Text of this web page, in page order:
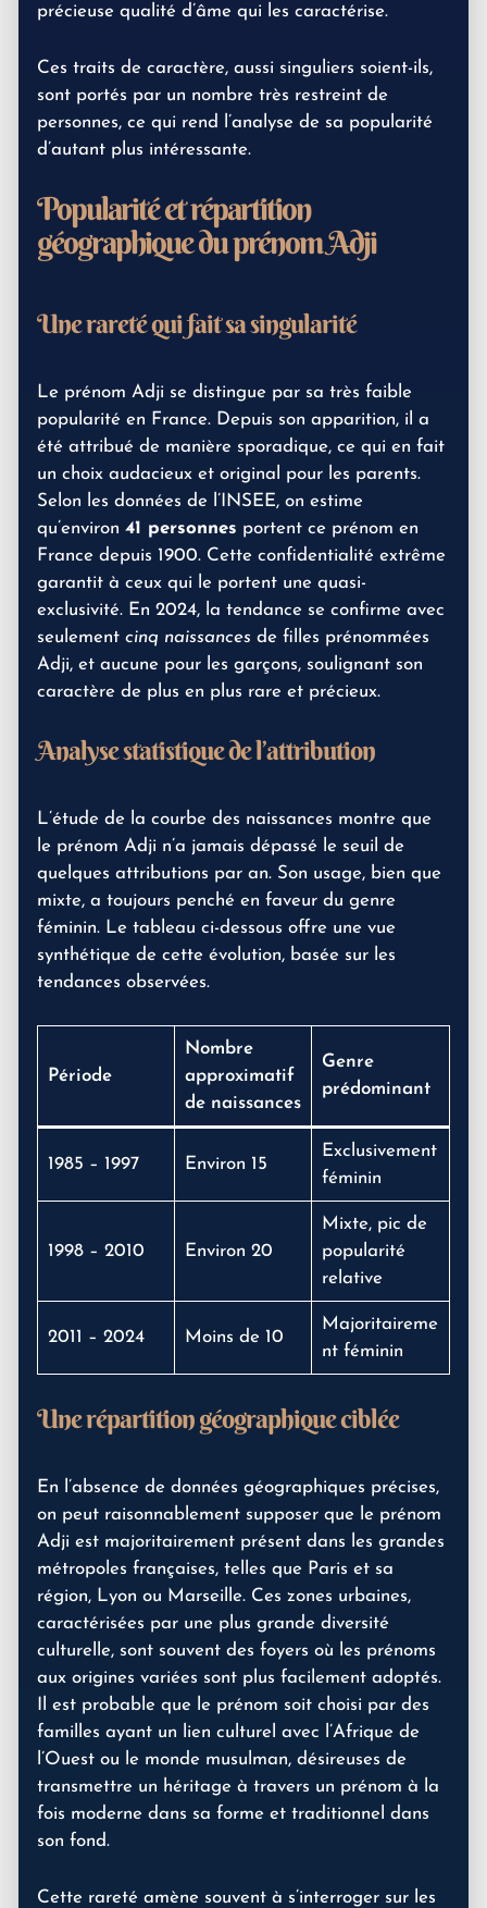
précieuse qualité d’âme qui les caractérise.
Ces traits de caractère, aussi singuliers soient-ils,
sont portés par un nombre très restreint de
personnes, ce qui rend l’analyse de sa popularité
d’autant plus intéressante.
Popularité et répartition
géographique du prénom Adji
Une rareté qui fait sa singularité
Le prénom Adji se distingue par sa très faible
popularité en France. Depuis son apparition, il a
été attribué de manière sporadique, ce qui en fait
un choix audacieux et original pour les parents.
Selon les données de l’INSEE, on estime
qu’environ 41 personnes portent ce prénom en
France depuis 1900. Cette confidentialité extrême
garantit à ceux qui le portent une quasi-
exclusivité. En 2024, la tendance se confirme avec
seulement cinq naissances de filles prénommées
Adji, et aucune pour les garçons, soulignant son
caractère de plus en plus rare et précieux.
Analyse statistique de l’attribution
L’étude de la courbe des naissances montre que
le prénom Adji n’a jamais dépassé le seuil de
quelques attributions par an. Son usage, bien que
mixte, a toujours penché en faveur du genre
féminin. Le tableau ci-dessous offre une vue
synthétique de cette évolution, basée sur les
tendances observées.
Période
Nombre
approximatif
de naissances
Genre
prédominant
1985 – 1997 Environ 15
Exclusivement
féminin
1998 – 2010 Environ 20
Mixte, pic de
popularité
relative
2011 – 2024 Moins de 10
Majoritaireme
nt féminin
Une répartition géographique ciblée
En l’absence de données géographiques précises,
on peut raisonnablement supposer que le prénom
Adji est majoritairement présent dans les grandes
métropoles françaises, telles que Paris et sa
région, Lyon ou Marseille. Ces zones urbaines,
caractérisées par une plus grande diversité
culturelle, sont souvent des foyers où les prénoms
aux origines variées sont plus facilement adoptés.
Il est probable que le prénom soit choisi par des
familles ayant un lien culturel avec l’Afrique de
l’Ouest ou le monde musulman, désireuses de
transmettre un héritage à travers un prénom à la
fois moderne dans sa forme et traditionnel dans
son fond.
Cette rareté amène souvent à s’interroger sur les